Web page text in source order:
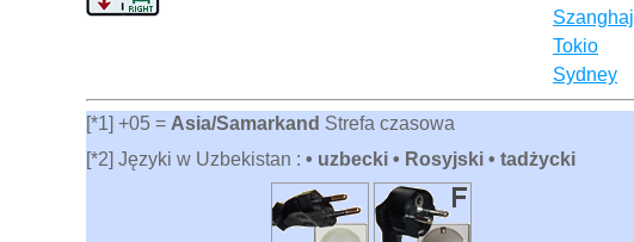
Szanghaj
Tokio
Sydney
[*1] +05 = Asia/Samarkand Strefa czasowa
[*2] Języki w Uzbekistan : • uzbecki • Rosyjski • tadżycki